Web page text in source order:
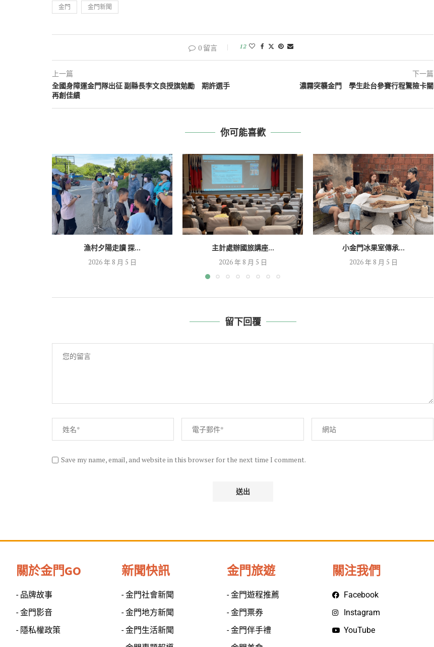
金門 金門新聞
0 留言 12
上一篇
全國身障運金門隊出征 副縣長李文良授旗勉勵 期許選手
再創佳績
下一篇
濃霧突襲金門 學生赴台參賽行程驚險卡關
你可能喜歡
漁村夕陽走讀 探...
2026 年 8 月 5 日
主計處辦國旅講座...
2026 年 8 月 5 日
小金門冰果室傳承...
2026 年 8 月 5 日
留下回覆
Save my name, email, and website in this browser for the next time I comment.
關於金門GO
- 品牌故事
- 金門影音
- 隱私權政策
新聞快訊
- 金門社會新聞
- 金門地方新聞
- 金門生活新聞
金門旅遊
- 金門遊程推薦
- 金門票券
- 金門伴手禮
關注我們
Facebook
Instagram
YouTube